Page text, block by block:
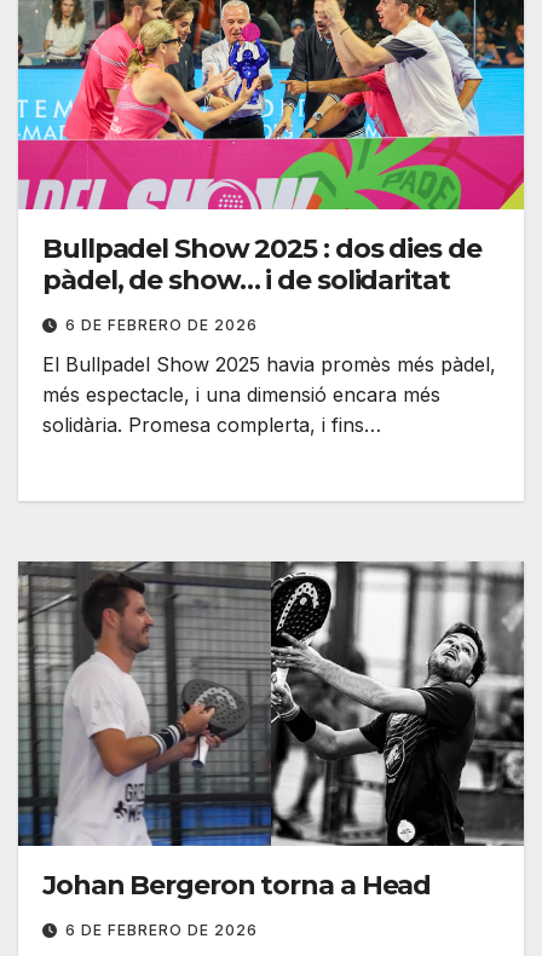
Bullpadel Show 2025 : dos dies de
pàdel, de show… i de solidaritat
6 DE FEBRERO DE 2026
El Bullpadel Show 2025 havia promès més pàdel,
més espectacle, i una dimensió encara més
solidària. Promesa complerta, i fins…
Johan Bergeron torna a Head
6 DE FEBRERO DE 2026